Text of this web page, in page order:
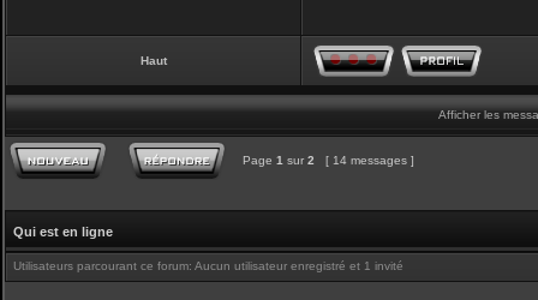
Haut
Afficher les
Page 1 sur 2 [ 14 messages ]
Qui est en ligne
Utilisateurs parcourant ce forum: Aucun utilisateur enregistré et 1 invité